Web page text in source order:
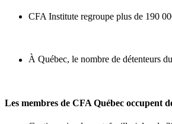
CFA Institute regroupe plus de 190
À Québec, le nombre de détenteurs
Les membres de CFA Québec occupent